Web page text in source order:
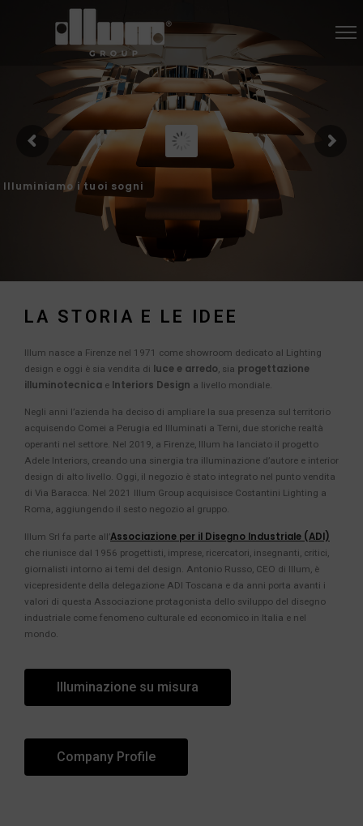
Illuminiamo i tu oi sogni
LA STORIA E LE IDEE
Illum nasce a Firenze nel 1971 come showroom dedicato al Lighting
design e oggi è sia vendita di luce e arredo, sia progettazione
illuminotecnica e Interiors Design a livello mondiale.
Negli anni l’azienda ha deciso di ampliare la sua presenza sul territorio
acquisendo Comei a Perugia ed Illuminati a Terni, due storiche realtà
operanti nel settore. Nel 2019, a Firenze, Illum ha lanciato il progetto
Adele Interiors, creando una sinergia tra illuminazione d’autore e interior
design di alto livello. Oggi, il negozio è stato integrato nel punto vendita
di Via Baracca. Nel 2021 Illum Group acquisisce Costantini Lighting a
Roma, aggiungendo il sesto negozio al gruppo.
Illum Srl fa parte all’Associazione per il Disegno Industriale (ADI)
che riunisce dal 1956 progettisti, imprese, ricercatori, insegnanti, critici,
giornalisti intorno ai temi del design. Antonio Russo, CEO di Illum, è
vicepresidente della delegazione ADI Toscana e da anni porta avanti i
valori di questa Associazione protagonista dello sviluppo del disegno
industriale come fenomeno culturale ed economico in Italia e nel
mondo.
Illuminazione su misura
Company Profile